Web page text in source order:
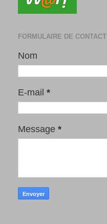
FORMULAIRE DE CONTACT
Nom
E-mail *
Message *